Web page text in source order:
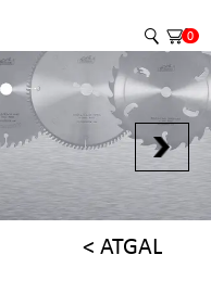
0
< ATGAL